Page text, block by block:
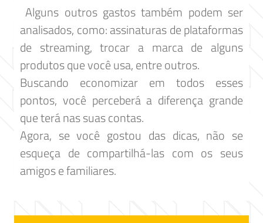
Alguns outros gastos também podem ser
analisados, como: assinaturas de plataformas
de streaming, trocar a marca de alguns
produtos que você usa, entre outros.
Buscando economizar em todos esses
pontos, você perceberá a diferença grande
que terá nas suas contas.
Agora, se você gostou das dicas, não se
esqueça de compartilhá-las com os seus
amigos e familiares.